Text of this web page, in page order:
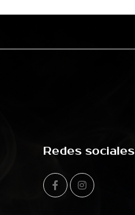
Redes sociales